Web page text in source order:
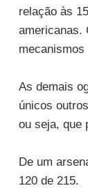
relação às
americanas.
As demais
únicos
ou seja, que
De um
120 de 215.